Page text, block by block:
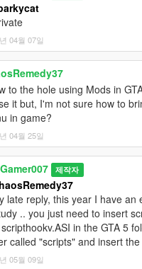
04월 07일
to the hole using Mods in
it but, I'm not sure how to
in game?
04월 25일
제작자
late reply, this year I have an
.. you just need to insert
in the GTA 5
called "scripts" and insert
05월 09일